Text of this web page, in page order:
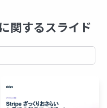
関するスライド